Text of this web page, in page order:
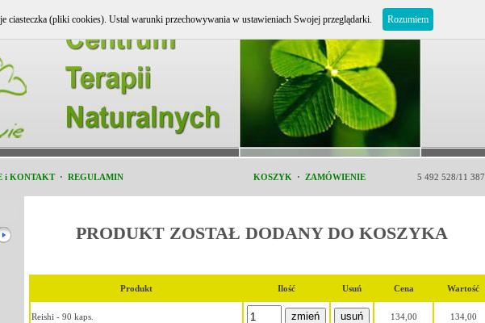
i KONTAKT · REGULAMIN KOSZYK · ZAMÓWIENIE 5 492 528/11 387
PRODUKT ZOSTAŁ DODANY DO KOSZYKA
Produkt Ilość Usuń Cena Wartość
Reishi - 90 kaps. 134,00 134,00
ciasteczka (pliki cookies). Ustal warunki przechowywania w ustawieniach Swojej przeglądarki. Rozumiem